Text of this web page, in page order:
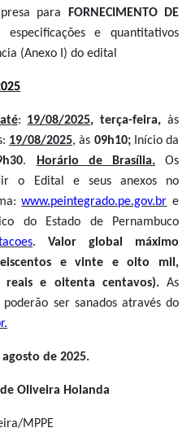
para FORNECIMENTO DE
e quantitativos
(Anexo I) do edital
: 19/08/2025, terça-feira,às
19/08/2025, às 09h10;Início da
. Horário de Brasília.Os
o Edital e seus anexos no
www.peintegrado.pe.gov.br e
do Estado de Pernambuco
. Valor global máximo
e vinte e oito mil,
e oitenta centavos).As
ser sanados através do
de 2025.
Oliveira Holanda
MPPE